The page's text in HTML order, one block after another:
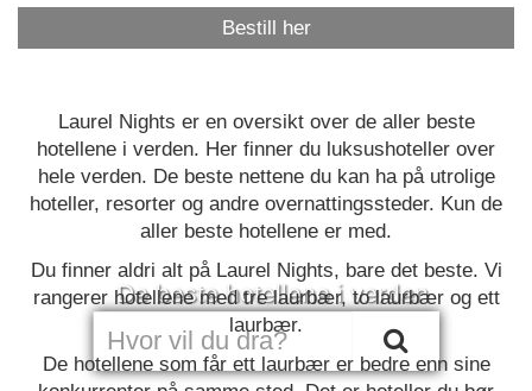
De beste hotellene i verden
Bestill her
Laurel Nights er en oversikt over de aller beste
hotellene i verden. Her finner du luksushoteller over
hele verden. De beste nettene du kan ha på utrolige
hoteller, resorter og andre overnattingssteder. Kun de
aller beste hotellene er med.
Du finner aldri alt på Laurel Nights, bare det beste. Vi
rangerer hotellene med tre laurbær, to laurbær og ett
laurbær.
De hotellene som får ett laurbær er bedre enn sine